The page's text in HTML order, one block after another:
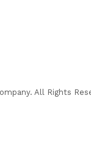
All Rights